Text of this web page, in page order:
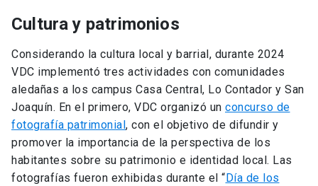
Cultura y patrimonios
Considerando la cultura local y barrial, durante 2024
VDC implementó tres actividades con comunidades
aledañas a los campus Casa Central, Lo Contador y San
Joaquín. En el primero, VDC organizó un concurso de
fotografía patrimonial, con el objetivo de difundir y
promover la importancia de la perspectiva de los
habitantes sobre su patrimonio e identidad local. Las
fotografías fueron exhibidas durante el “Día de los